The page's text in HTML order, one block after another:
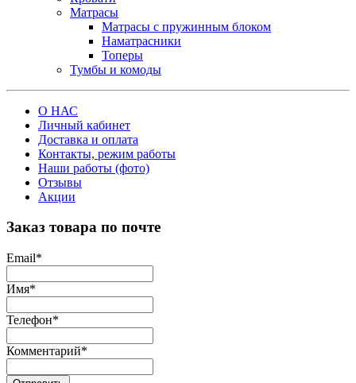
Матрасы
Матрасы с пружинным блоком
Наматрасники
Топеры
Тумбы и комоды
О НАС
Личный кабинет
Доставка и оплата
Контакты, режим работы
Наши работы (фото)
Отзывы
Акции
Заказ товара по почте
Email*
Имя*
Телефон*
Комментарий*